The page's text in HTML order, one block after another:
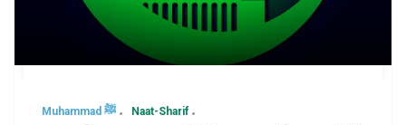
Muhammad ﷺ Naat-Sharif